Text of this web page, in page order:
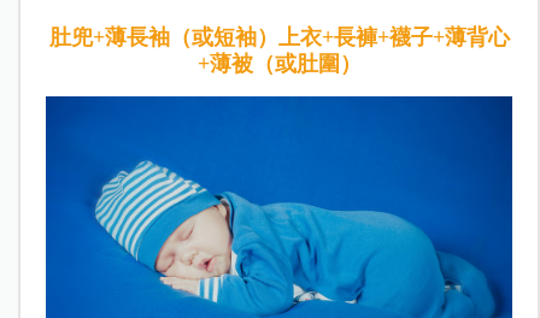
肚兜+薄長袖（或短袖）上衣+長褲+襪子+薄背心
+薄被（或肚圍）